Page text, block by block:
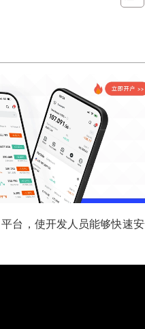
台，使开发人员能够快速